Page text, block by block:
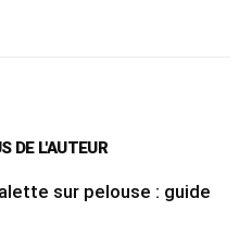
DE L'AUTEUR
sur pelouse : guide